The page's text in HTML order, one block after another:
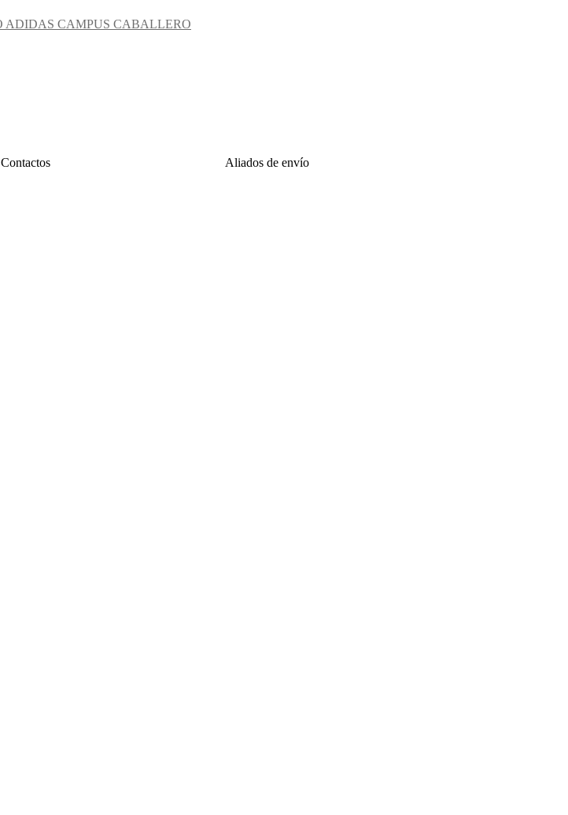
ADIDAS CAMPUS CABALLERO
Contactos Aliados de envío